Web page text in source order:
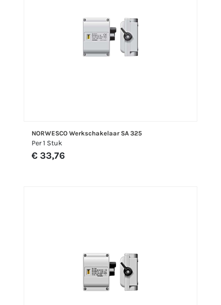
NORWESCO Werkschakelaar SA 325
Per 1 Stuk
€ 33,76